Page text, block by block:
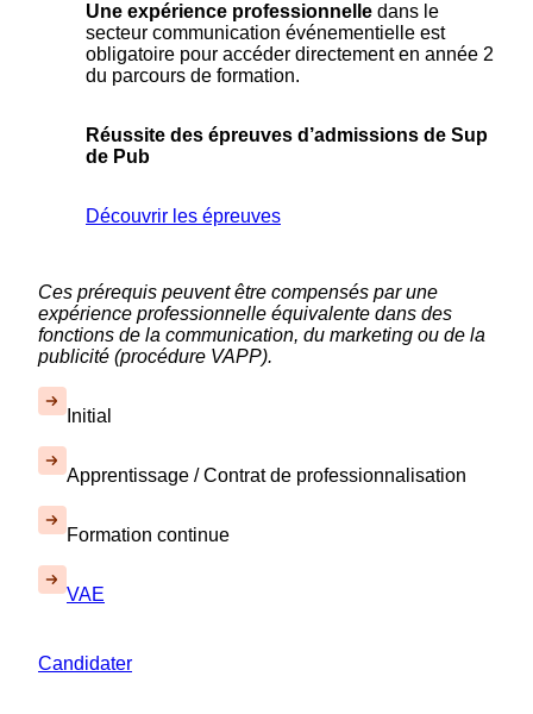
Une expérience professionnelle dans le
secteur communication événementielle est
obligatoire pour accéder directement en année 2
du parcours de formation.
Réussite des épreuves d’admissions de Sup
de Pub
Découvrir les épreuves
Ces prérequis peuvent être compensés par une
expérience professionnelle équivalente dans des
fonctions de la communication, du marketing ou de la
publicité (procédure VAPP).
Initial
Apprentissage / Contrat de professionnalisation
Formation continue
VAE
Candidater